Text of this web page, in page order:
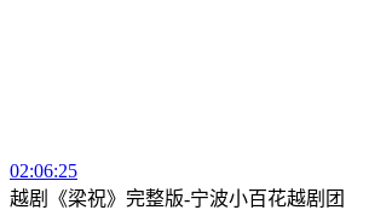
02:06:25
越剧《梁祝》完整版-宁波小百花越剧团